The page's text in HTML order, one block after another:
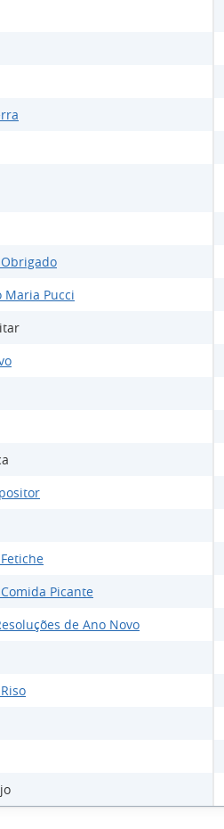
Maria Pucci
Picante
de Ano Novo